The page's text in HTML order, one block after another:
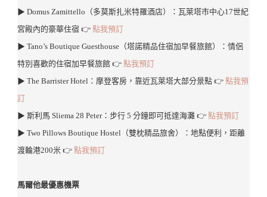
▶︎ Domus Zamittello（多莫斯扎米特羅酒店）：瓦萊塔市中心17世紀
宮殿內的豪華住宿 👉 點我預訂
▶︎ Tano’s Boutique Guesthouse（塔諾精品住宿加早餐旅館）：情侶
特別喜歡的住宿加早餐旅館 👉 點我預訂
▶︎ The Barrister Hotel：摩登客房，靠近瓦萊塔大部分景點 👉 點我預
訂
▶︎ 斯利馬 Sliema 28 Peter：步行 5 分鐘即可抵達海灘 👉 點我預訂
▶︎ Two Pillows Boutique Hostel（雙枕精品旅舍）：地點便利，距離
渡輪港200米 👉 點我預訂
馬爾他最優惠機票